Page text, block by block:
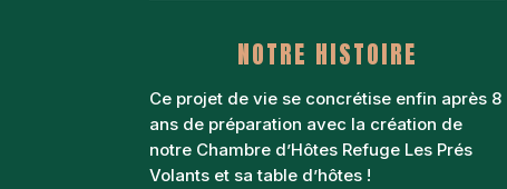
NOTRE HISTOIRE
Ce projet de vie se concrétise enfin après 8
ans de préparation avec la création de
notre Chambre d’Hôtes Refuge Les Prés
Volants et sa table d’hôtes !